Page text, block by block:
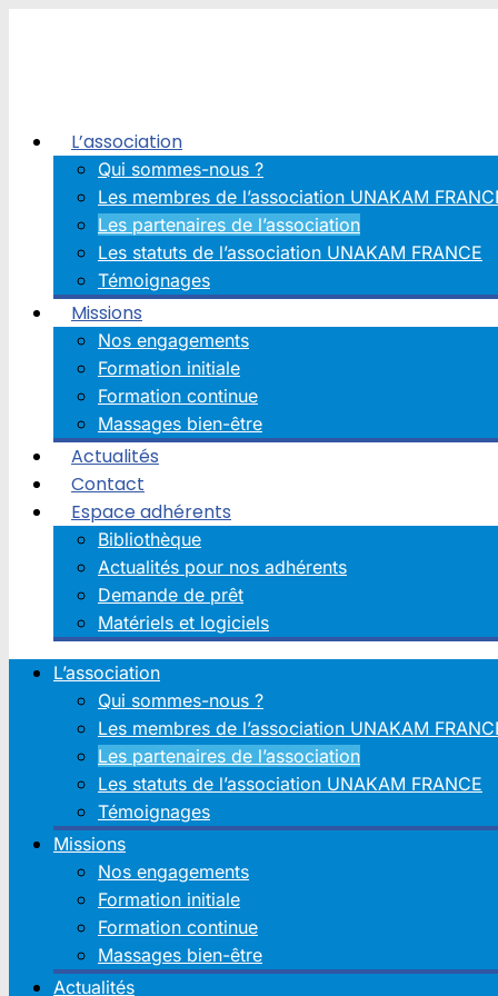
L’association
Qui sommes-nous ?
Les membres de l’association UNAKAM
Les partenaires de l’association
Les statuts de l’association UNAKAM FRANCE
Témoignages
Missions
Nos engagements
Formation initiale
Formation continue
Massages bien-être
Actualités
Contact
Espace adhérents
Bibliothèque
Actualités pour nos adhérents
Demande de prêt
Matériels et logiciels
L’association
Qui sommes-nous ?
Les membres de l’association UNAKAM
Les partenaires de l’association
Les statuts de l’association UNAKAM FRANCE
Témoignages
Missions
Nos engagements
Formation initiale
Formation continue
Massages bien-être
Actualités